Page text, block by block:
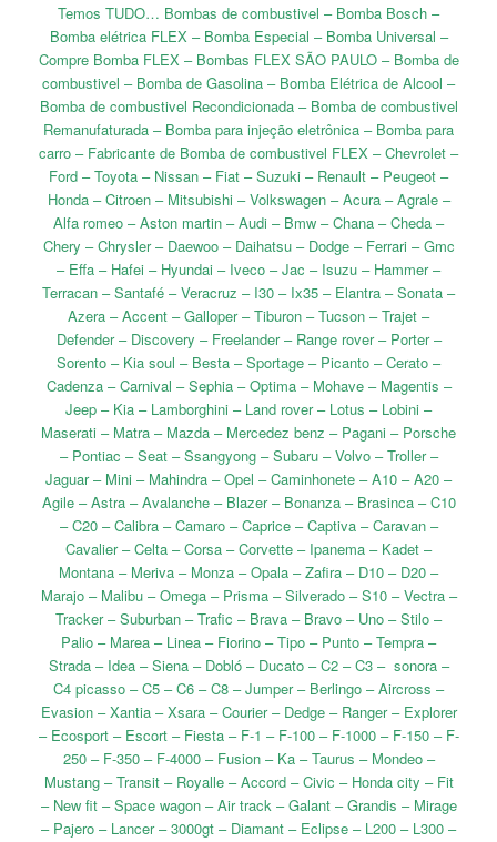
Temos TUDO… Bombas de combustivel – Bomba Bosch –
Bomba elétrica FLEX – Bomba Especial – Bomba Universal –
Compre Bomba FLEX – Bombas FLEX SÃO PAULO – Bomba de
combustivel – Bomba de Gasolina – Bomba Elétrica de Alcool –
Bomba de combustivel Recondicionada – Bomba de combustivel
Remanufaturada – Bomba para injeção eletrônica – Bomba para
carro – Fabricante de Bomba de combustivel FLEX – Chevrolet –
Ford – Toyota – Nissan – Fiat – Suzuki – Renault – Peugeot –
Honda – Citroen – Mitsubishi – Volkswagen – Acura – Agrale –
Alfa romeo – Aston martin – Audi – Bmw – Chana – Cheda –
Chery – Chrysler – Daewoo – Daihatsu – Dodge – Ferrari – Gmc
– Effa – Hafei – Hyundai – Iveco – Jac – Isuzu – Hammer –
Terracan – Santafé – Veracruz – I30 – Ix35 – Elantra – Sonata –
Azera – Accent – Galloper – Tiburon – Tucson – Trajet –
Defender – Discovery – Freelander – Range rover – Porter –
Sorento – Kia soul – Besta – Sportage – Picanto – Cerato –
Cadenza – Carnival – Sephia – Optima – Mohave – Magentis –
Jeep – Kia – Lamborghini – Land rover – Lotus – Lobini –
Maserati – Matra – Mazda – Mercedez benz – Pagani – Porsche
– Pontiac – Seat – Ssangyong – Subaru – Volvo – Troller –
Jaguar – Mini – Mahindra – Opel – Caminhonete – A10 – A20 –
Agile – Astra – Avalanche – Blazer – Bonanza – Brasinca – C10
– C20 – Calibra – Camaro – Caprice – Captiva – Caravan –
Cavalier – Celta – Corsa – Corvette – Ipanema – Kadet –
Montana – Meriva – Monza – Opala – Zafira – D10 – D20 –
Marajo – Malibu – Omega – Prisma – Silverado – S10 – Vectra –
Tracker – Suburban – Trafic – Brava – Bravo – Uno – Stilo –
Palio – Marea – Linea – Fiorino – Tipo – Punto – Tempra –
Strada – Idea – Siena – Dobló – Ducato – C2 – C3 – sonora –
C4 picasso – C5 – C6 – C8 – Jumper – Berlingo – Aircross –
Evasion – Xantia – Xsara – Courier – Dedge – Ranger – Explorer
– Ecosport – Escort – Fiesta – F-1 – F-100 – F-1000 – F-150 – F-
250 – F-350 – F-4000 – Fusion – Ka – Taurus – Mondeo –
Mustang – Transit – Royalle – Accord – Civic – Honda city – Fit
– New fit – Space wagon – Air track – Galant – Grandis – Mirage
– Pajero – Lancer – 3000gt – Diamant – Eclipse – L200 – L300 –